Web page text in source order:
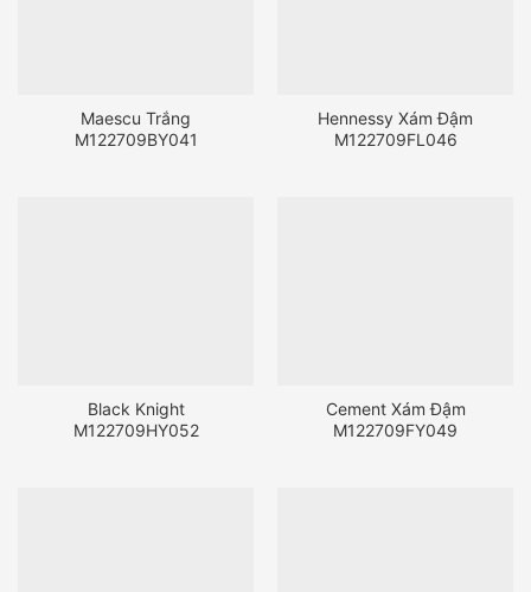
Maescu Trắng
M122709BY041
Hennessy Xám Đậm
M122709FL046
Black Knight
M122709HY052
Cement Xám Đậm
M122709FY049